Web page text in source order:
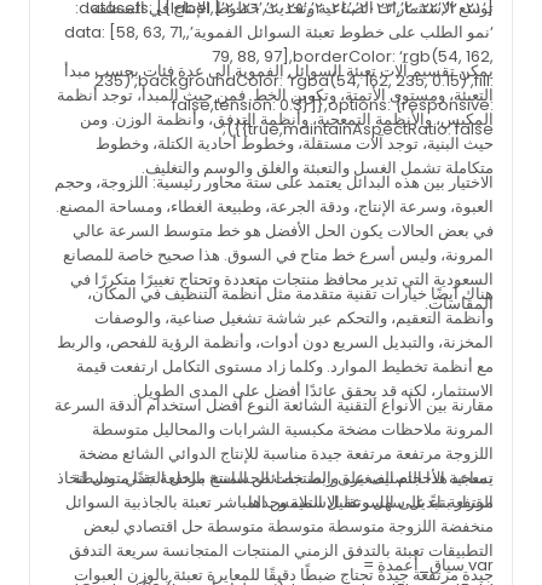
[‘٢٠٢١’,’٢٠٢٢’,’٢٠٢٣’,’٢٠٢٤’,’٢٠٢٥’,’٢٠٢٦’],datasets: [{label:
‘نمو الطلب على خطوط تعبئة السوائل الفموية’,data: [58, 63, 71,
79, 88, 97],borderColor: ‘rgb(54, 162,
235)’,backgroundColor: ‘rgba(54, 162, 235, 0.15)’,fill:
false,tension: 0.3}]},options: {responsive:
true,maintainAspectRatio: false}});
توسع الاستثمارات الصناعية وتحديث خطوط الإنتاج في المنطقة.
يمكن تقسيم آلات تعبئة السوائل الفموية إلى عدة فئات بحسب مبدأ
التعبئة، ومستوى الأتمتة، وتكوين الخط. فمن حيث المبدأ، توجد أنظمة
المكبس، والأنظمة التمعجية، وأنظمة التدفق، وأنظمة الوزن. ومن
حيث البنية، توجد آلات مستقلة، وخطوط أحادية الكتلة، وخطوط
متكاملة تشمل الغسل والتعبئة والغلق والوسم والتغليف.
الاختيار بين هذه البدائل يعتمد على ستة محاور رئيسية: اللزوجة، وحجم
العبوة، وسرعة الإنتاج، ودقة الجرعة، وطبيعة الغطاء، ومساحة المصنع.
في بعض الحالات يكون الحل الأفضل هو خط متوسط السرعة عالي
المرونة، وليس أسرع خط متاح في السوق. هذا صحيح خاصة للمصانع
السعودية التي تدير محافظ منتجات متعددة وتحتاج تغييرًا متكررًا في
المقاسات.
هناك أيضًا خيارات تقنية متقدمة مثل أنظمة التنظيف في المكان،
وأنظمة التعقيم، والتحكم عبر شاشة تشغيل صناعية، والوصفات
المخزنة، والتبديل السريع دون أدوات، وأنظمة الرؤية للفحص، والربط
مع أنظمة تخطيط الموارد. وكلما زاد مستوى التكامل ارتفعت قيمة
الاستثمار، لكنه قد يحقق عائدًا أفضل على المدى الطويل.
مقارنة بين الأنواع التقنية الشائعة النوع أفضل استخدام الدقة السرعة
المرونة ملاحظات مضخة مكبسية الشرابات والمحاليل متوسطة
اللزوجة مرتفعة مرتفعة جيدة مناسبة للإنتاج الدوائي الشائع مضخة
تمعجية الأحجام الصغيرة والمنتجات الحساسة مرتفعة جدًا متوسطة
مرتفعة تبديل سهل وتقليل التلامس المباشر تعبئة بالجاذبية السوائل
منخفضة اللزوجة متوسطة متوسطة متوسطة حل اقتصادي لبعض
التطبيقات تعبئة بالتدفق الزمني المنتجات المتجانسة سريعة التدفق
جيدة مرتفعة جيدة تحتاج ضبطًا دقيقًا للمعايرة تعبئة بالوزن العبوات
يساعد هذا التصنيف على ربط خصائص المنتج بالحل التقني، بدل اتخاذ
القرار بناءً على السرعة الاسمية وحدها.
var سياق_أعمدة =